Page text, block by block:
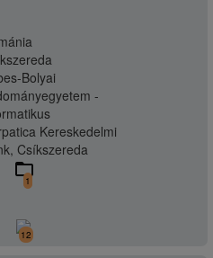
Bolyai
-
Kereskedelmi
Csíkszereda
folder_open
1
12